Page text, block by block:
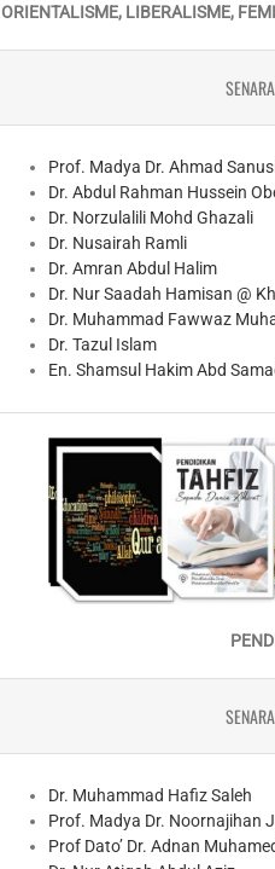
ORIENTALISME, LIBERALISME,
Prof. Madya Dr. Ahmad
Dr. Abdul Rahman Hussein
Dr. Norzulalili Mohd Ghazali
Dr. Nusairah Ramli
Dr. Amran Abdul Halim
Dr. Nur Saadah Hamisan @
Dr. Muhammad Fawwaz
Dr. Tazul Islam
En. Shamsul Hakim Abd
Dr. Muhammad Hafiz Saleh
Prof. Madya Dr. Noornajihan
Prof Dato’ Dr. Adnan